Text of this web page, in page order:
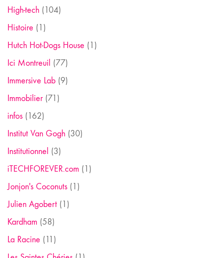
High-tech (104)
Histoire (1)
Hutch Hot-Dogs House (1)
Ici Montreuil (77)
Immersive Lab (9)
Immobilier(71)
infos (162)
Institut Van Gogh (30)
Institutionnel (3)
iTECHFOREVER.com (1)
Jonjon's Coconuts (1)
Julien Agobert (1)
Kardham (58)
La Racine (11)